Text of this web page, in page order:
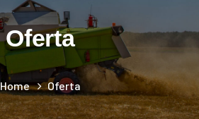
Oferta
Home Oferta